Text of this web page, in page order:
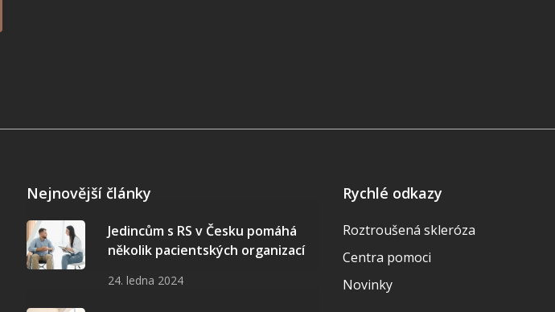
Nejnovější články
Jedincům s RS v Česku pomáhá
několik pacientských organizací
24. ledna 2024
Rychlé odkazy
Roztroušená skleróza
Centra pomoci
Novinky